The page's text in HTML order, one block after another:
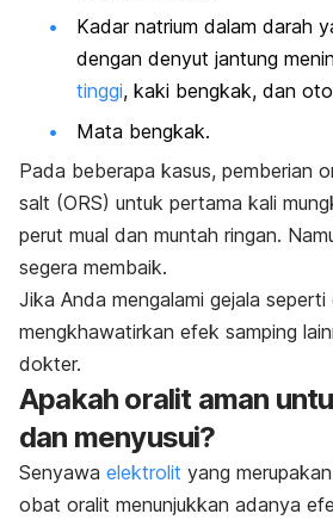
Kadar natrium dalam darah
dengan denyut jantung
tinggi, kaki bengkak, dan
Mata bengkak.
Pada beberapa kasus, pemberian
salt (ORS) untuk pertama kali
perut mual dan muntah ringan.
segera membaik.
Jika Anda mengalami gejala
mengkhawatirkan efek samping
dokter.
Apakah oralit aman
dan menyusui?
Senyawa elektrolit yang
obat oralit menunjukkan adanya